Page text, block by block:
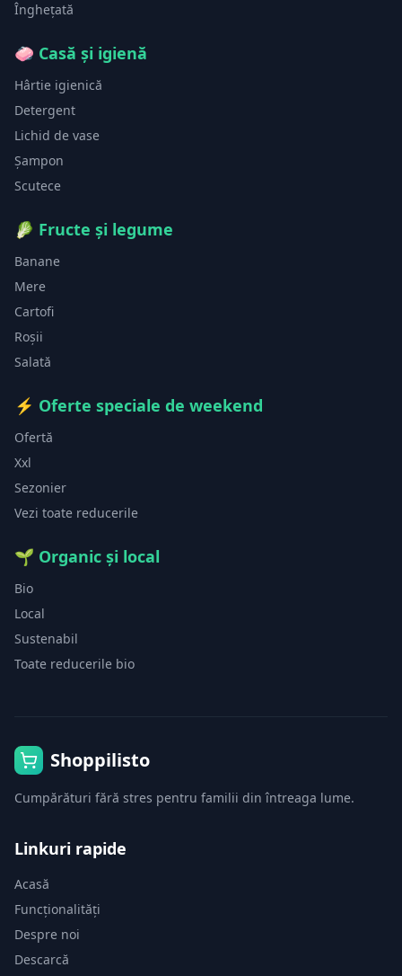
Înghețată
🧼 Casă și igienă
Hârtie igienică
Detergent
Lichid de vase
Șampon
Scutece
🥬 Fructe și legume
Banane
Mere
Cartofi
Roșii
Salată
⚡ Oferte speciale de weekend
Ofertă
Xxl
Sezonier
Vezi toate reducerile
🌱 Organic și local
Bio
Local
Sustenabil
Toate reducerile bio
Shoppilisto
Cumpărături fără stres pentru familii din întreaga lume.
Linkuri rapide
Acasă
Funcționalități
Despre noi
Descarcă